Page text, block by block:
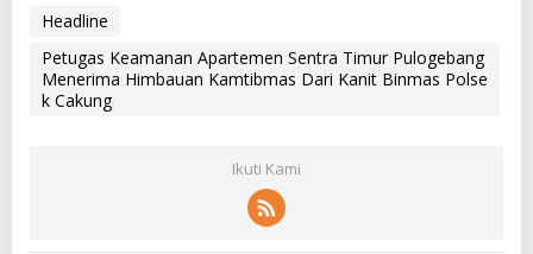
Headline
Petugas Keamanan Apartemen Sentra Timur Pulogebang
Menerima Himbauan Kamtibmas Dari Kanit Binmas Polse
k Cakung
Ikuti Kami